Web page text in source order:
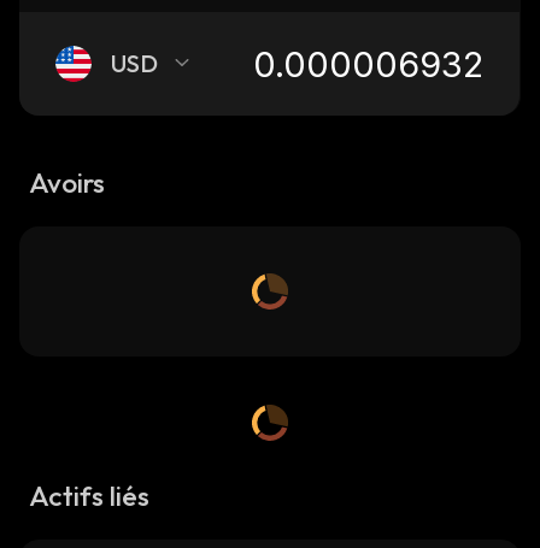
USD
Avoirs
Actifs liés